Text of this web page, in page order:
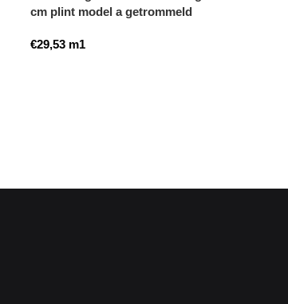
cm plint model a getrommeld
€29,53 m1